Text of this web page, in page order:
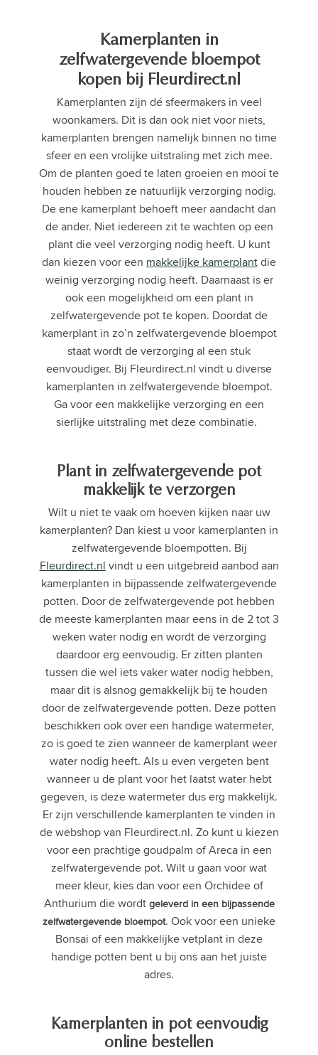
Kamerplanten in
zelfwatergevende bloempot
kopen bij Fleurdirect.nl
Kamerplanten zijn dé sfeermakers in veel
woonkamers. Dit is dan ook niet voor niets,
kamerplanten brengen namelijk binnen no time
sfeer en een vrolijke uitstraling met zich mee.
Om de planten goed te laten groeien en mooi te
houden hebben ze natuurlijk verzorging nodig.
De ene kamerplant behoeft meer aandacht dan
de ander. Niet iedereen zit te wachten op een
plant die veel verzorging nodig heeft. U kunt
dan kiezen voor een makkelijke kamerplantdie
weinig verzorging nodig heeft. Daarnaast is er
ook een mogelijkheid om een plant in
zelfwatergevende pot te kopen. Doordat de
kamerplant in zo’n zelfwatergevende bloempot
staat wordt de verzorging al een stuk
eenvoudiger. Bij Fleurdirect.nl vindt u diverse
kamerplanten in zelfwatergevende bloempot.
Ga voor een makkelijke verzorging en een
sierlijke uitstraling met deze combinatie.
Plant in zelfwatergevende pot
makkelijk te verzorgen
Wilt u niet te vaak om hoeven kijken naar uw
kamerplanten? Dan kiest u voor kamerplanten in
zelfwatergevende bloempotten. Bij
Fleurdirect.nl vindt u een uitgebreid aanbod aan
kamerplanten in bijpassende zelfwatergevende
potten. Door de zelfwatergevende pot hebben
de meeste kamerplanten maar eens in de 2 tot 3
weken water nodig en wordt de verzorging
daardoor erg eenvoudig. Er zitten planten
tussen die wel iets vaker water nodig hebben,
maar dit is alsnog gemakkelijk bij te houden
door de zelfwatergevende potten. Deze potten
beschikken ook over een handige watermeter,
zo is goed te zien wanneer de kamerplant weer
water nodig heeft. Als u even vergeten bent
wanneer u de plant voor het laatst water hebt
gegeven, is deze watermeter dus erg makkelijk.
Er zijn verschillende kamerplanten te vinden in
de webshop van Fleurdirect.nl. Zo kunt u kiezen
voor een prachtige goudpalm of Areca in een
zelfwatergevende pot. Wilt u gaan voor wat
meer kleur, kies dan voor een Orchidee of
Anthurium die wordt geleverd in een bijpassende
zelfwatergevende bloempot. Ook voor een unieke
Bonsai of een makkelijke vetplant in deze
handige potten bent u bij ons aan het juiste
adres.
Kamerplanten in pot eenvoudig
online bestellen